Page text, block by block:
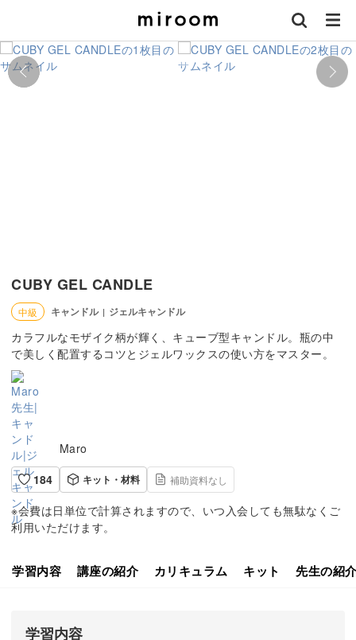
CUBY GEL CANDLE
中級 キャンドル | ジェルキャンドル
カラフルなモザイク柄が輝く、キューブ型キャンドル。瓶の中
で美しく配置するコツとジェルワックスの使い方をマスター。
Maro
184
キット・材料 補助資料なし
※会費は日単位で計算されますので、いつ入会しても無駄なくご
利用いただけます。
学習内容 講座の紹介 カリキュラム キット 先生の紹
学習内容